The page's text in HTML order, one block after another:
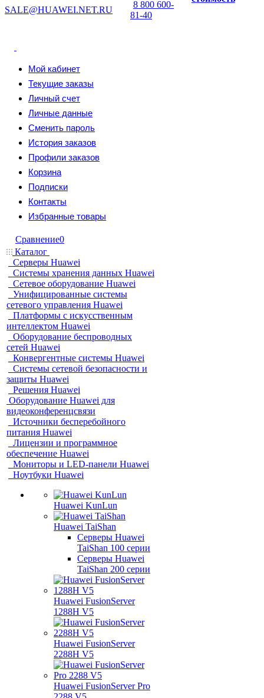
SALE@HUAWEI.NET.RU
8 800 600-
81-40
Мой кабинет
Текущие заказы
Личный счет
Личные данные
Сменить пароль
История заказов
Профили заказов
Корзина
Подписки
Контакты
Избранные товары
Сравнение0
Каталог
Серверы Huawei
Системы хранения данных Huawei
Сетевое оборудование Huawei
Унифицированные системы
сетевого управления Huawei
Платформы с искусственным
интеллектом Huawei
Оборудование беспроводных
сетей Huawei
Конвергентные системы Huawei
Системы сетевой безопасности и
защиты Huawei
Решения Huawei
Оборудование Huawei для
видеоконференцсвязи
Источники бесперебойного
питания Huawei
Лицензии и программное
обеспечение Huawei
Мониторы и LED-панели Huawei
Ноутбуки Huawei
Huawei KunLun
Huawei TaiShan
Серверы Huawei
TaiShan 100 серии
Серверы Huawei
TaiShan 200 серии
Huawei FusionServer
1288H V5
Huawei FusionServer
2288H V5
Huawei FusionServer Pro